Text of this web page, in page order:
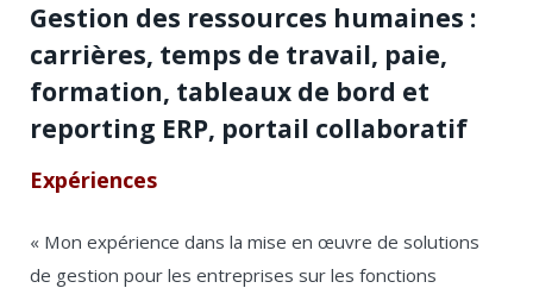
Gestion des ressources humaines :
carrières, temps de travail, paie,
formation, tableaux de bord et
reporting ERP, portail collaboratif
Expériences
« Mon expérience dans la mise en œuvre de solutions
de gestion pour les entreprises sur les fonctions